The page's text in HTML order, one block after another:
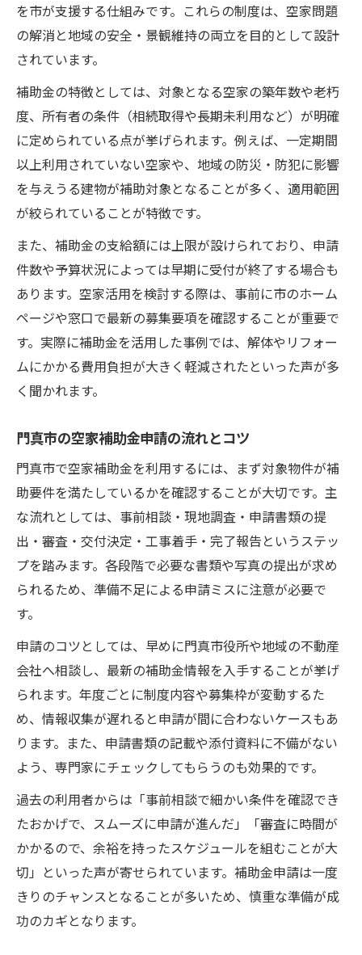
を市が支援する仕組みです。これらの制度は、空家問題
の解消と地域の安全・景観維持の両立を目的として設計
されています。
補助金の特徴としては、対象となる空家の築年数や老朽
度、所有者の条件（相続取得や長期未利用など）が明確
に定められている点が挙げられます。例えば、一定期間
以上利用されていない空家や、地域の防災・防犯に影響
を与えうる建物が補助対象となることが多く、適用範囲
が絞られていることが特徴です。
また、補助金の支給額には上限が設けられており、申請
件数や予算状況によっては早期に受付が終了する場合も
あります。空家活用を検討する際は、事前に市のホーム
ページや窓口で最新の募集要項を確認することが重要で
す。実際に補助金を活用した事例では、解体やリフォー
ムにかかる費用負担が大きく軽減されたといった声が多
く聞かれます。
門真市の空家補助金申請の流れとコツ
門真市で空家補助金を利用するには、まず対象物件が補
助要件を満たしているかを確認することが大切です。主
な流れとしては、事前相談・現地調査・申請書類の提
出・審査・交付決定・工事着手・完了報告というステッ
プを踏みます。各段階で必要な書類や写真の提出が求め
られるため、準備不足による申請ミスに注意が必要で
す。
申請のコツとしては、早めに門真市役所や地域の不動産
会社へ相談し、最新の補助金情報を入手することが挙げ
られます。年度ごとに制度内容や募集枠が変動するた
め、情報収集が遅れると申請が間に合わないケースもあ
ります。また、申請書類の記載や添付資料に不備がない
よう、専門家にチェックしてもらうのも効果的です。
過去の利用者からは「事前相談で細かい条件を確認でき
たおかげで、スムーズに申請が進んだ」「審査に時間が
かかるので、余裕を持ったスケジュールを組むことが大
切」といった声が寄せられています。補助金申請は一度
きりのチャンスとなることが多いため、慎重な準備が成
功のカギとなります。